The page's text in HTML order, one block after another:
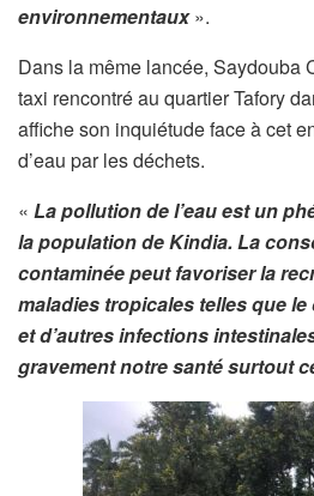
environnementaux ».
Dans la même lancée, Saydouba
taxi rencontré au quartier Tafory
affiche son inquiétude face à cet
d’eau par les déchets.
« La pollution de l’eau est un
la population de Kindia. La
contaminée peut favoriser la
maladies tropicales telles que
et d’autres infections
gravement notre santé surtout